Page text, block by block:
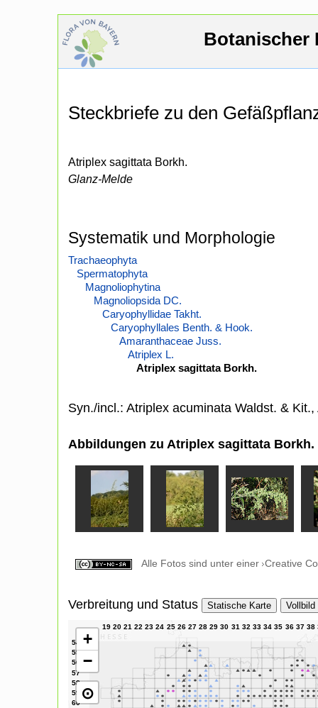
Botanischer
Steckbriefe zu den
Atriplex sagittata Borkh.
Glanz-Melde
Systematik und Morphologie
Trachaeophyta
Spermatophyta
Magnoliophytina
Magnoliopsida DC.
Caryophyllidae Takht.
Caryophyllales Benth. & Hook.
Amaranthaceae Juss.
Atriplex L.
Atriplex sagittata Borkh.
Syn./incl.: Atriplex acuminata Waldst. &
Abbildungen zu Atriplex sagittata Borkh.
Alle Fotos sind unter einer Creative
Verbreitung und Status Statische Karte Vollbild
+
−
⊙